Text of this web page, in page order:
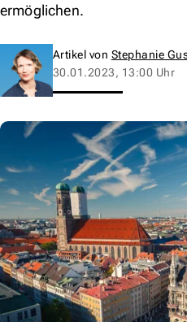
ermöglichen.
Artikel von Stephanie
30.01.2023, 13:00 Uhr